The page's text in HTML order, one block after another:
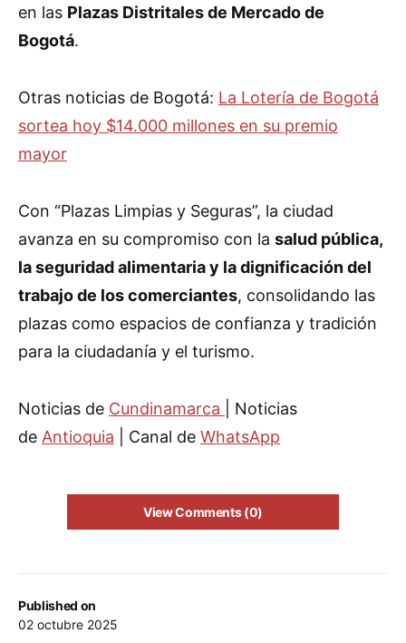
Published on
02 octubre 2025
en las Plazas Distritales de Mercado de
Bogotá.
Otras noticias de Bogotá: La Lotería de Bogotá
sortea hoy $14.000 millones en su premio
mayor
Con “Plazas Limpias y Seguras”, la ciudad
avanza en su compromiso con la salud pública,
la seguridad alimentaria y la dignificación del
trabajo de los comerciantes, consolidando las
plazas como espacios de confianza y tradición
para la ciudadanía y el turismo.
Noticias de Cundinamarca
| Noticias
de Antioquia | Canal de WhatsApp
View Comments (0)